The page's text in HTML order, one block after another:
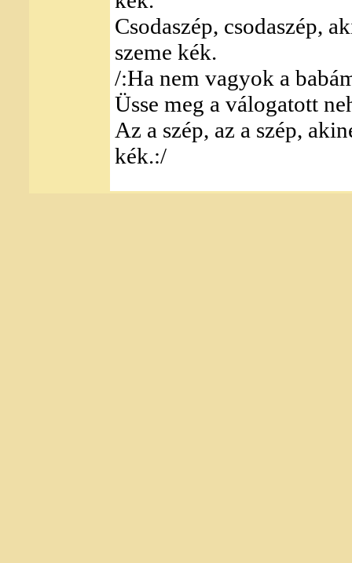
Csodaszép, csodaszép,
szeme kék.
/:Ha nem vagyok a
Üsse meg a válogatott
Az a szép, az a szép,
kék.:/